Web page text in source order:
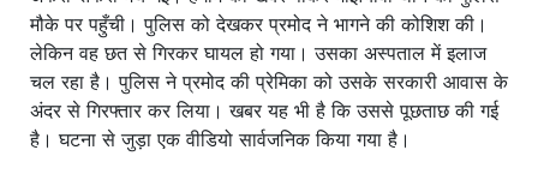
मौके पर पहुँची। पुलिस को देखकर प्रमोद ने भागने की कोशिश की।
लेकिन वह छत से गिरकर घायल हो गया। उसका अस्पताल में इलाज
चल रहा है। पुलिस ने प्रमोद की प्रेमिका को उसके सरकारी आवास के
अंदर से गिरफ्तार कर लिया। खबर यह भी है कि उससे पूछताछ की गई
है। घटना से जुड़ा एक वीडियो सार्वजनिक किया गया है।